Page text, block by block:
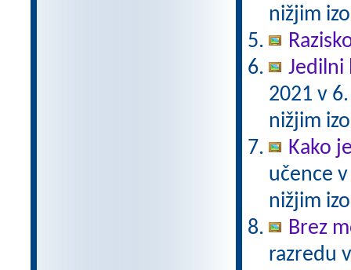
nižjim
Jedilni
2021 v
nižjim
Kako
učence
nižjim
Brez
razredu